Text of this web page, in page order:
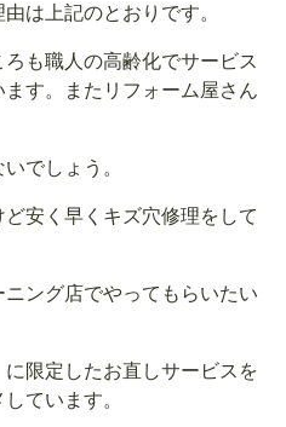
は上記のとおりです。
も職人の高齢化でサービス
す。またリフォーム屋さん
でしょう。
安く早くキズ穴修理をして
ニング店でやってもらいたい
限定したお直しサービスを
ています。